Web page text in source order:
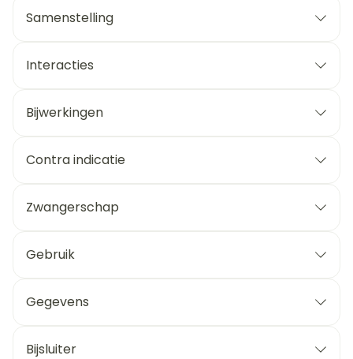
Samenstelling
Interacties
Bijwerkingen
Contra indicatie
Zwangerschap
Gebruik
Gegevens
Bijsluiter